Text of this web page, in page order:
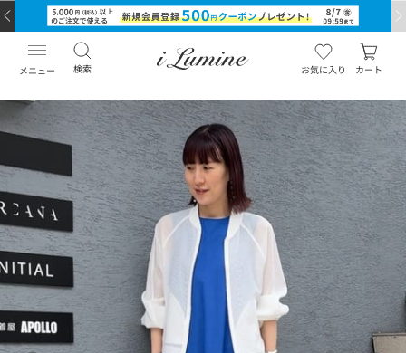
メニュー 検索 お気に入り カート